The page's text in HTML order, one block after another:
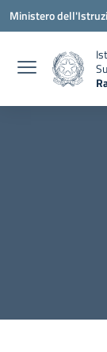
Vai ai contenuti
Vai al menu di
Vai al footer
Ministero